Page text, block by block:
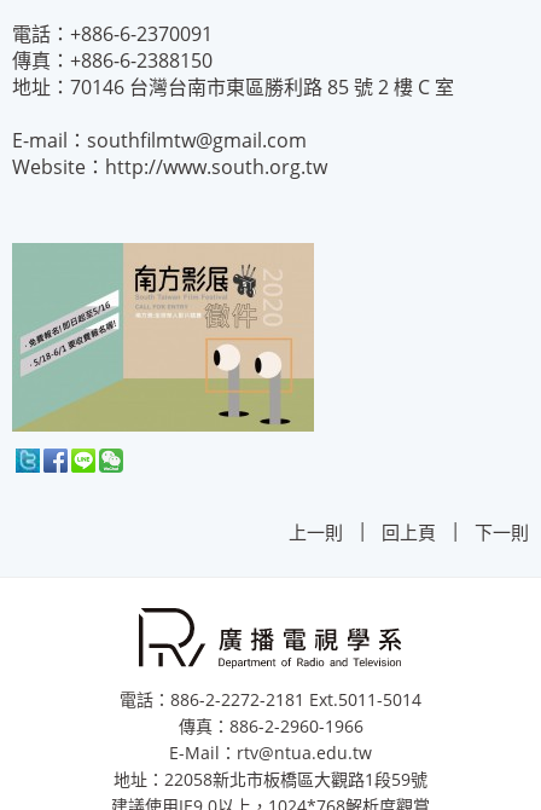
電話：+886-6-2370091
傳真：+886-6-2388150
地址：70146 台灣台南市東區勝利路 85 號 2 樓 C 室
E-mail： southfilmtw@gmail.com
Website： http://www.south.org.tw
上一則 | 回上頁 | 下一則
電話：886-2-2272-2181 Ext.5011-5014
傳真：886-2-2960-1966
E-Mail：rtv@ntua.edu.tw
地址：22058新北市板橋區大觀路1段59號